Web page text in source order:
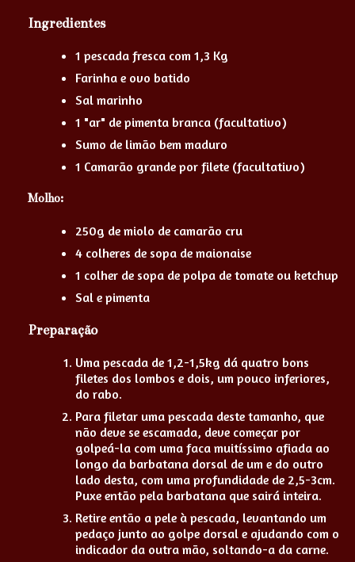
Ingredientes
1 pescada fresca com 1,3 Kg
Farinha e ovo batido
Sal marinho
1 "ar" de pimenta branca (facultativo)
Sumo de limão bem maduro
1 Camarão grande por filete (facultativo)
Molho:
250g de miolo de camarão cru
4 colheres de sopa de maionaise
1 colher de sopa de polpa de tomate ou ketchup
Sal e pimenta
Preparação
Uma pescada de 1,2-1,5kg dá quatro bons
filetes dos lombos e dois, um pouco inferiores,
do rabo.
Para filetar uma pescada deste tamanho, que
não deve se escamada, deve começar por
golpeá-la com uma faca muitíssimo afiada ao
longo da barbatana dorsal de um e do outro
lado desta, com uma profundidade de 2,5-3cm.
Puxe então pela barbatana que sairá inteira.
Retire então a pele à pescada, levantando um
pedaço junto ao golpe dorsal e ajudando com o
indicador da outra mão, soltando-a da carne.